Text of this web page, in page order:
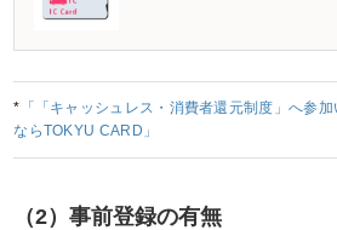
* 「「キャッシュレス・消費者還元制度」へ参
ならTOKYU CARD」
（2）事前登録の有無